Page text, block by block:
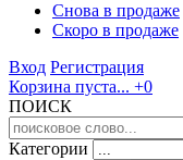
Снова в продаже
Скоро в продаже
Вход Регистрация
Корзина пуста... +0
ПОИСК
Категории